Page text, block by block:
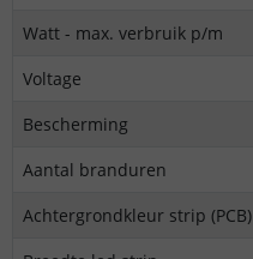
Watt - max. verbruik p/m
Voltage
Bescherming
Aantal branduren
Achtergrondkleur strip (PCB)